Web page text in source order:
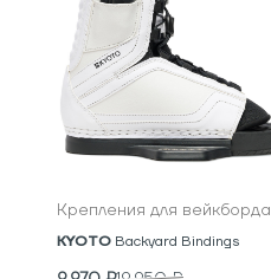
Крепления для вейкборда
KYOTO Backyard Bindings